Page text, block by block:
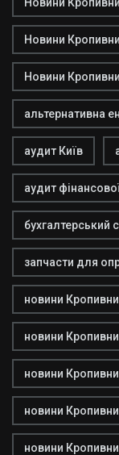
Новини
Новини
альтернативна
аудит Київ
аудит
бухгалтерський
запчасти для
новини
новини
новини
новини
новини